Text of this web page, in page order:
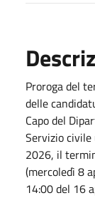
Proroga del
delle
Capo del
Servizio
2026, il
(mercoledì 8
14:00 del 16